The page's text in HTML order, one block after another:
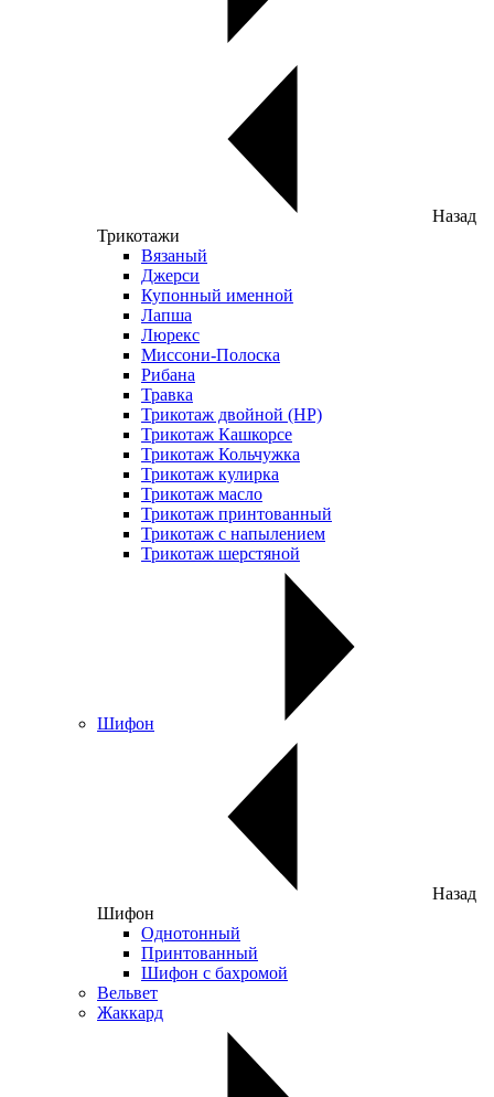
Назад
Трикотажи
Вязаный
Джерси
Купонный именной
Лапша
Люрекс
Миссони-Полоска
Рибана
Травка
Трикотаж двойной (НР)
Трикотаж Кашкорсе
Трикотаж Кольчужка
Трикотаж кулирка
Трикотаж масло
Трикотаж принтованный
Трикотаж с напылением
Трикотаж шерстяной
Шифон
Назад
Шифон
Однотонный
Принтованный
Шифон с бахромой
Вельвет
Жаккард